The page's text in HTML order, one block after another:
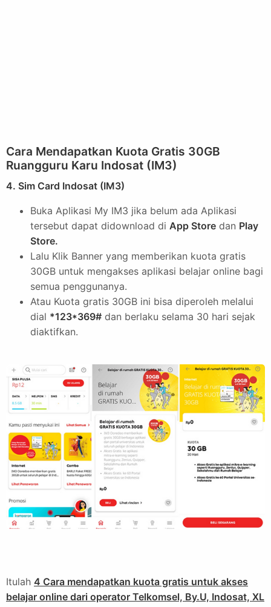
Cara Mendapatkan Kuota Gratis 30GB
Ruangguru Karu Indosat (IM3)
4. Sim Card Indosat (IM3)
Buka Aplikasi My IM3 jika belum ada Aplikasi
tersebut dapat didownload di App Store dan Play
Store.
Lalu Klik Banner yang memberikan kuota gratis
30GB untuk mengakses aplikasi belajar online bagi
semua penggunanya.
Atau Kuota gratis 30GB ini bisa diperoleh melalui
dial *123*369# dan berlaku selama 30 hari sejak
diaktifkan.
Itulah 4 Cara mendapatkan kuota gratis untuk akses
belajar online dari operator Telkomsel, By.U, Indosat, XL